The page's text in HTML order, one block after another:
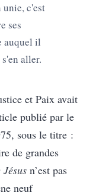
unie, c'est
ses
auquel il
aller.
et Paix avait
publié par le
sous le titre :
de grandes
n’est pas
neuf